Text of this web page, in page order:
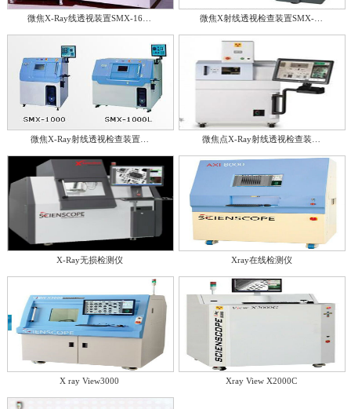
微焦X-Ray线透视装置SMX-16… 微焦X射线透视检查装置SMX-…
微焦X-Ray射线透视检查装置… 微焦点X-Ray射线透视检查装…
X-Ray无损检测仪 Xray在线检测仪
X ray View3000 Xray View X2000C